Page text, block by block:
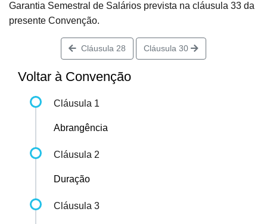
Garantia Semestral de Salários prevista na cláusula 33 da
presente Convenção.
Cláusula 28 Cláusula 30
Voltar à Convenção
Cláusula 1
Abrangência
Cláusula 2
Duração
Cláusula 3